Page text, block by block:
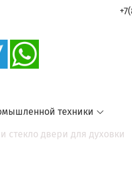
техники
стекло двери для духовки